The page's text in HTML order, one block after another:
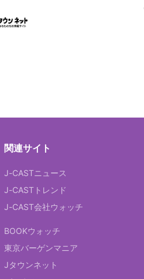
関連サイト
J-CASTニュース
J-CASTトレンド
J-CAST会社ウォッチ
BOOKウォッチ
東京バーゲンマニア
Jタウンネット